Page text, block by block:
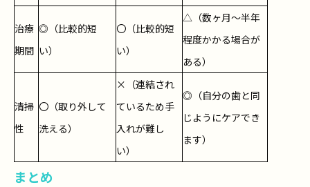
治療
期間
◎（比較的短
い）
〇（比較的短
い）
△（数ヶ月～半年
程度かかる場合が
ある）
清掃
性
〇（取り外して
洗える）
×（連結され
ているため手
入れが難し
い）
◎（自分の歯と同
じようにケアでき
ます）
まとめ